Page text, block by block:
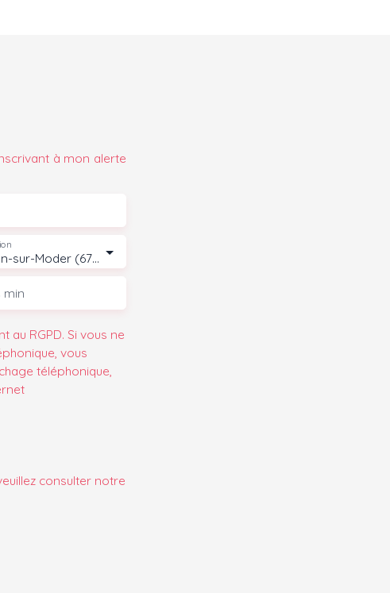
à mon alerte
Wingen-sur-Moder (67290)
min
RGPD. Si vous ne
vous
téléphonique,
consulter notre